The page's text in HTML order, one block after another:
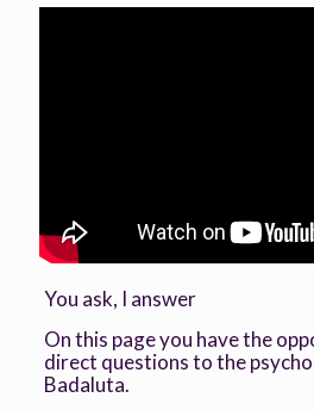
You ask, I answer
On this page you have the
direct questions to the
Badaluta.